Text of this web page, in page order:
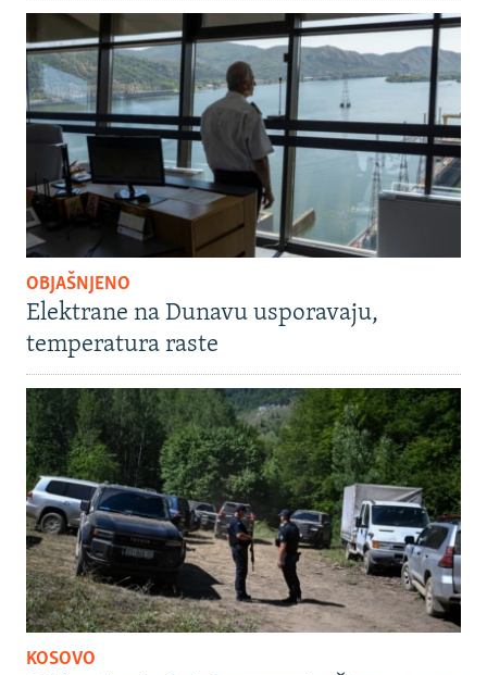
OBJAŠNJENO
Elektrane na Dunavu usporavaju,
temperatura raste
KOSOVO